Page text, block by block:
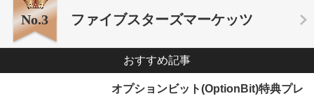
No.3 ファイブスターズマーケッツ
おすすめ記事
オプションビット(OptionBit)特典プレ